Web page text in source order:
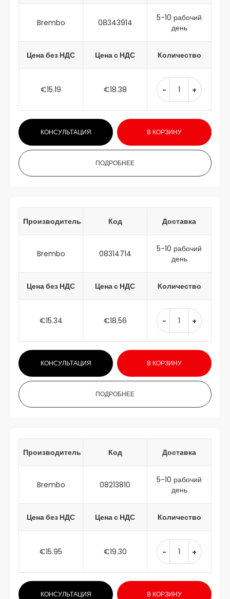
Brembo 08343914
5-10 рабочий
день
Цена без НДС Цена с НДС Количество
€15.19 €18.38 - +
КОНСУЛЬТАЦИЯ В КОРЗИНУ
ПОДРОБНЕЕ
Производитель Код Доставка
Brembo 08314714
5-10 рабочий
день
Цена без НДС Цена с НДС Количество
€15.34 €18.56 - +
КОНСУЛЬТАЦИЯ В КОРЗИНУ
ПОДРОБНЕЕ
Производитель Код Доставка
Brembo 08213810
5-10 рабочий
день
Цена без НДС Цена с НДС Количество
€15.95 €19.30 - +
КОНСУЛЬТАЦИЯ В КОРЗИНУ